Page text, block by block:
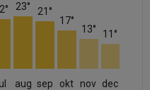
23° 21°
17°
13° 11°
aug sep okt nov dec